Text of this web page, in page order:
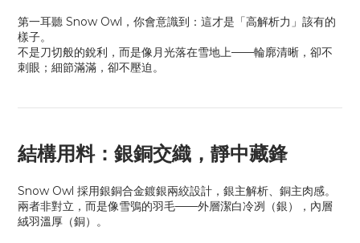
第一耳聽 Snow Owl，你會意識到：這才是「高解析力」該有的
樣子。
不是刀切般的銳利，而是像月光落在雪地上——輪廓清晰，卻不
刺眼；細節滿滿，卻不壓迫。
結構用料：銀銅交織，靜中藏鋒
Snow Owl 採用銀銅合金鍍銀兩絞設計，銀主解析、銅主肉感。
兩者非對立，而是像雪鴞的羽毛——外層潔白冷冽（銀），內層
絨羽溫厚（銅）。